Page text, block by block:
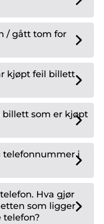
/ gått tom for
kjøpt feil billett
billett som er kjøpt
telefonnummer i
Hva gjør
som ligger